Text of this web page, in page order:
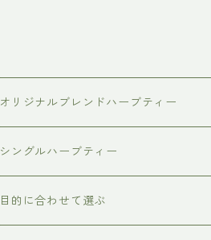
オリジナルブレンドハーブティー
普通サイズ（ティーバッグ10個入り）
ラージサイズ（ティーバッグ30個入り）
シングルハーブティー
目的に合わせて選ぶ